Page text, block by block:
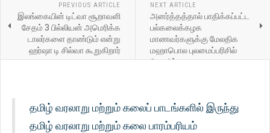
PREVIOUS ARTICLE
இலங்கையின் டிட்வா சூறாவளி
சேதம் 3 பில்லியன் அமெரிக்க
டாலர்களை தாண்டும் என்று
ஹர்ஷா டி சில்வா கூறுகிறார்
NEXT ARTICLE
அனர்த்தத்தால் பாதிக்கப்பட்ட
பல்கலைக்கழக
மாணவர்களுக்கு மேலதிக
மஹாபொல புலமைப்பரிசில்
கொடுப்பனவு
தமிழ் வரலாறு மற்றும் கலைப் பாடங்களில் இருந்து
தமிழ் வரலாறு மற்றும் கலை பாரம்பரியம்